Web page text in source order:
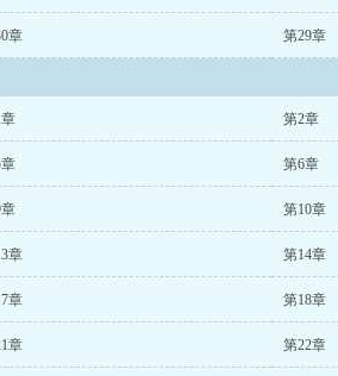
章 第29章
第2章
第6章
第10章
章 第14章
章 第18章
章 第22章